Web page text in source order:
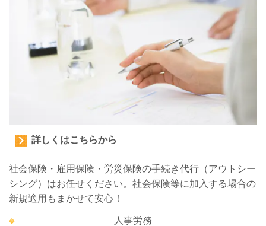
詳しくはこちらから
社会保険・雇用保険・労災保険の手続き代行（アウトシー
シング）はお任せください。 社会保険等に加入する場合の
新規適用もまかせて安心！
人事労務